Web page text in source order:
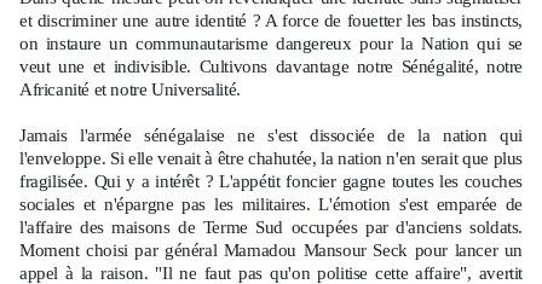
et discriminer une autre identité ? A force de fouetter les bas instincts,
on instaure un communautarisme dangereux pour la Nation qui se
veut une et indivisible. Cultivons davantage notre Sénégalité, notre
Africanité et notre Universalité.
Jamais l'armée sénégalaise ne s'est dissociée de la nation qui
l'enveloppe. Si elle venait à être chahutée, la nation n'en serait que plus
fragilisée. Qui y a intérêt ? L'appétit foncier gagne toutes les couches
sociales et n'épargne pas les militaires. L'émotion s'est emparée de
l'affaire des maisons de Terme Sud occupées par d'anciens soldats.
Moment choisi par général Mamadou Mansour Seck pour lancer un
appel à la raison. "Il ne faut pas qu'on politise cette affaire", avertit